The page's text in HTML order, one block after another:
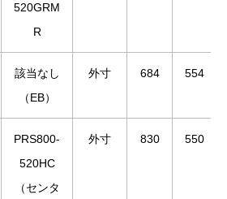
520GRM
R
該当なし
（EB）
外寸 684 554
PRS800-
520HC
（センタ
外寸 830 550